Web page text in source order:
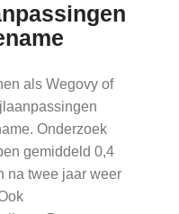
als Wegovy of
Onderzoek
gemiddeld 0,4
na twee jaar weer